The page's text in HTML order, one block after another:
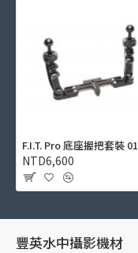
F.I.T. Pro 底座握把套裝 01
NTD6,600
豐英水中攝影機材